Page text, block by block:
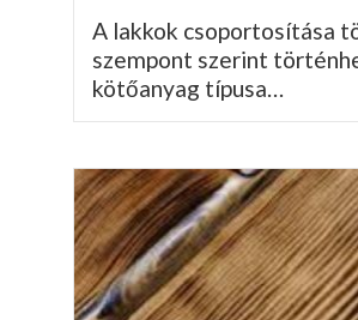
A lakkok csoportosítása
szempont szerint
kötőanyag típusa…